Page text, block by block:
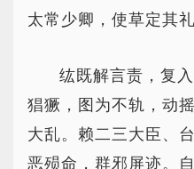
太常少卿，使草定其
纮既解言责，复
猖獗，图为不轨，动
大乱。赖二三大臣、
恶殒命，群邪屏迹。